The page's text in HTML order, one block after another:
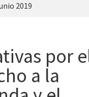
2019
por
a la